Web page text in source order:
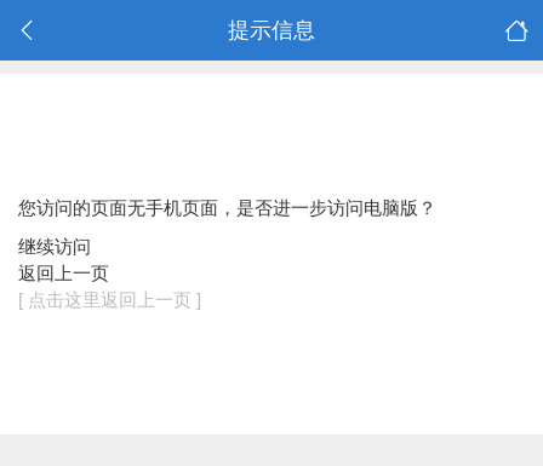
提示信息
您访问的页面无手机页面，是否进一步访问电脑版？
继续访问
返回上一页
[ 点击这里返回上一页 ]